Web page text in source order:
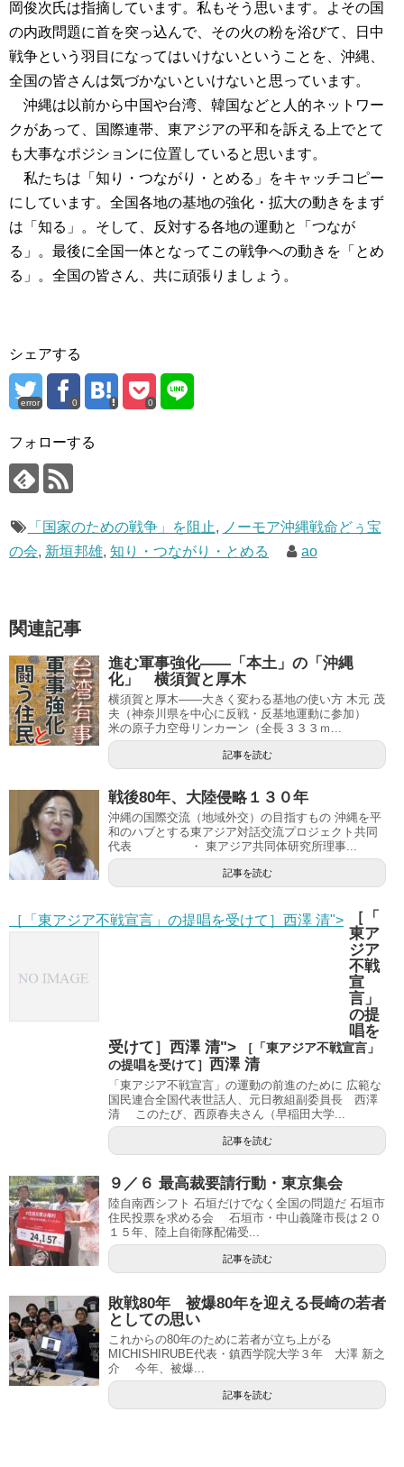
岡俊次氏は指摘しています。私もそう思います。よその国
の内政問題に首を突っ込んで、その火の粉を浴びて、日中
戦争という羽目になってはいけないということを、沖縄、
全国の皆さんは気づかないといけないと思っています。
沖縄は以前から中国や台湾、韓国などと人的ネットワー
クがあって、国際連帯、東アジアの平和を訴える上でとて
も大事なポジションに位置していると思います。
私たちは「知り・つながり・とめる」をキャッチコピー
にしています。全国各地の基地の強化・拡大の動きをまず
は「知る」。そして、反対する各地の運動と「つなが
る」。最後に全国一体となってこの戦争への動きを「とめ
る」。全国の皆さん、共に頑張りましょう。
シェアする
error 0 0
フォローする
「国家のための戦争」を阻止, ノーモア沖縄戦命どぅ宝
の会, 新垣邦雄, 知り・つながり・とめる ao
関連記事
進む軍事強化――「本土」の「沖縄
化」 横須賀と厚木
横須賀と厚木――大きく変わる基地の使い方 木元 茂
夫（神奈川県を中心に反戦・反基地運動に参加）
米の原子力空母リンカーン（全長３３３ｍ...
記事を読む
戦後80年、大陸侵略１３０年
沖縄の国際交流（地域外交）の目指すもの 沖縄を平
和のハブとする東アジア対話交流プロジェクト共同
代表 ・ 東アジア共同体研究所理事...
記事を読む
［「東アジア不戦宣言」の提唱を受けて］西澤 清">
［「
東ア
ジア
不戦
宣
言」
の提
唱を
受けて］西澤 清">
［「東アジア不戦宣言」
の提唱を受けて］
西澤 清
「東アジア不戦宣言」の運動の前進のために 広範な
国民連合全国代表世話人、元日教組副委員長 西澤
清 このたび、西原春夫さん（早稲田大学...
記事を読む
９／６ 最高裁要請行動・東京集会
陸自南西シフト 石垣だけでなく全国の問題だ 石垣市
住民投票を求める会 石垣市・中山義隆市長は２０
１５年、陸上自衛隊配備受...
記事を読む
敗戦80年 被爆80年を迎える長崎の若者
としての思い
これからの80年のために若者が立ち上がる
MICHISHIRUBE代表・鎮西学院大学３年 大澤 新之
介 今年、被爆...
記事を読む